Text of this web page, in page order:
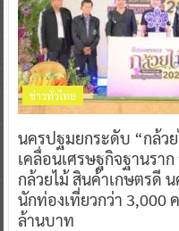
ข่าวทั่วไทย
นครปฐมยกระดับ “กล้ว
เคลื่อนเศรษฐกิจฐานรา
กล้วยไม้ สินค้าเกษตรดี
นักท่องเที่ยวกว่า 3,000
ล้านบาท